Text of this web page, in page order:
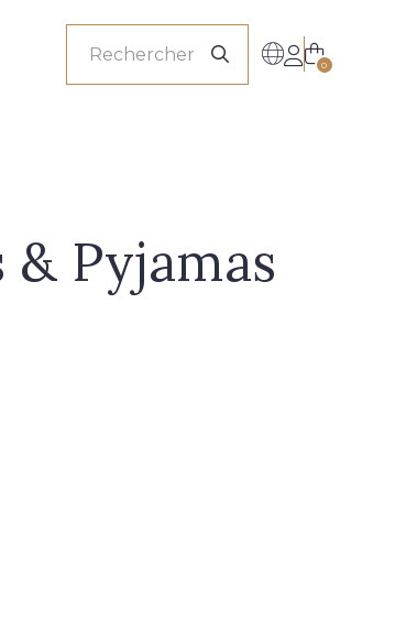
0
Pyjamas